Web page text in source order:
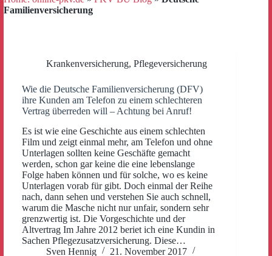
Familienversicherung
Krankenversicherung, Pflegeversicherung
Wie die Deutsche Familienversicherung (DFV)
ihre Kunden am Telefon zu einem schlechteren
Vertrag überreden will – Achtung bei Anruf!
Es ist wie eine Geschichte aus einem schlechten
Film und zeigt einmal mehr, am Telefon und ohne
Unterlagen sollten keine Geschäfte gemacht
werden, schon gar keine die eine lebenslange
Folge haben können und für solche, wo es keine
Unterlagen vorab für gibt. Doch einmal der Reihe
nach, dann sehen und verstehen Sie auch schnell,
warum die Masche nicht nur unfair, sondern sehr
grenzwertig ist. Die Vorgeschichte und der
Altvertrag Im Jahre 2012 beriet ich eine Kundin in
Sachen Pflegezusatzversicherung. Diese…
Sven Hennig
21. November 2017